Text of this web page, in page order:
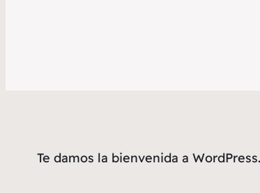
Te damos la bienvenida a